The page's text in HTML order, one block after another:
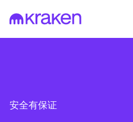
安全有保证